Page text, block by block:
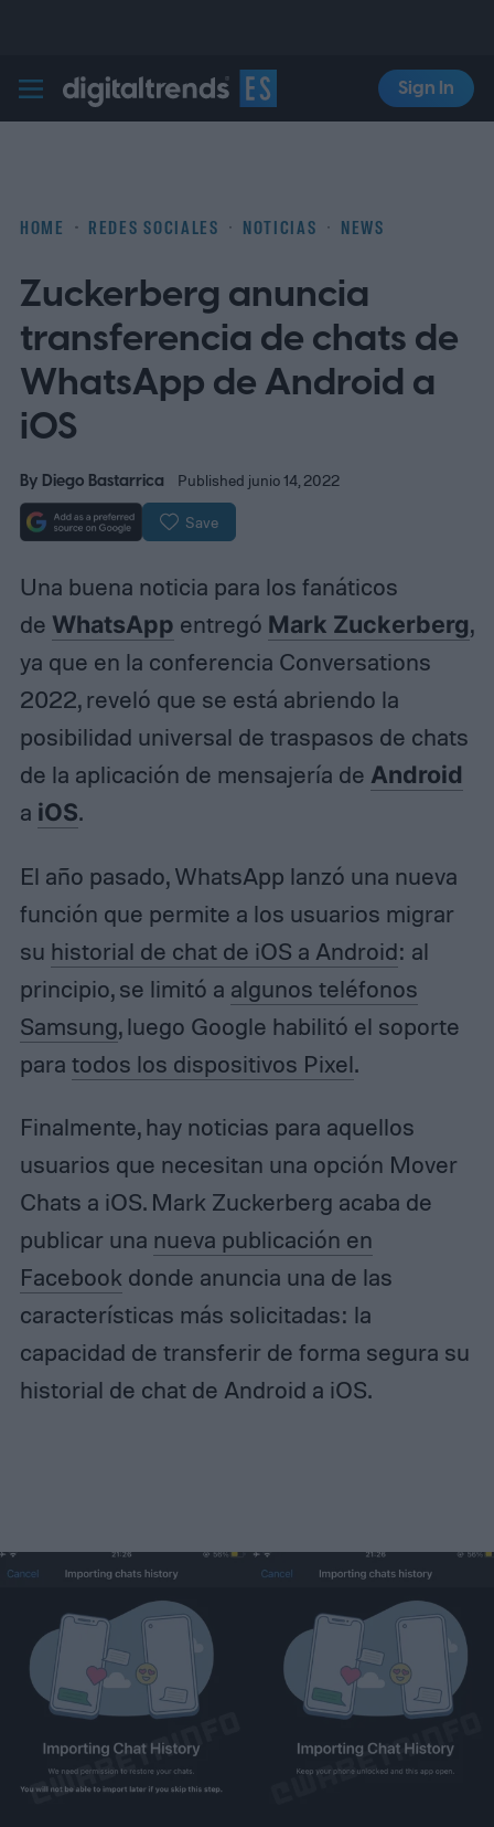
Digital Trends Español
Sign In
HOME REDES SOCIALES NOTICIAS NEWS
Zuckerberg anuncia
transferencia de chats de
WhatsApp de Android a
iOS
By Diego Bastarrica Published junio 14, 2022
Save
Una buena noticia para los fanáticos
de WhatsApp entregó Mark Zuckerberg,
ya que en la conferencia Conversations
2022, reveló que se está abriendo la
posibilidad universal de traspasos de chats
de la aplicación de mensajería de Android
a iOS.
El año pasado, WhatsApp lanzó una nueva
función que permite a los usuarios migrar
su historial de chat de iOS a Android: al
principio, se limitó a algunos teléfonos
Samsung, luego Google habilitó el soporte
para todos los dispositivos Pixel.
Finalmente, hay noticias para aquellos
usuarios que necesitan una opción Mover
Chats a iOS. Mark Zuckerberg acaba de
publicar una nueva publicación en
Facebook donde anuncia una de las
características más solicitadas: la
capacidad de transferir de forma segura su
historial de chat de Android a iOS.